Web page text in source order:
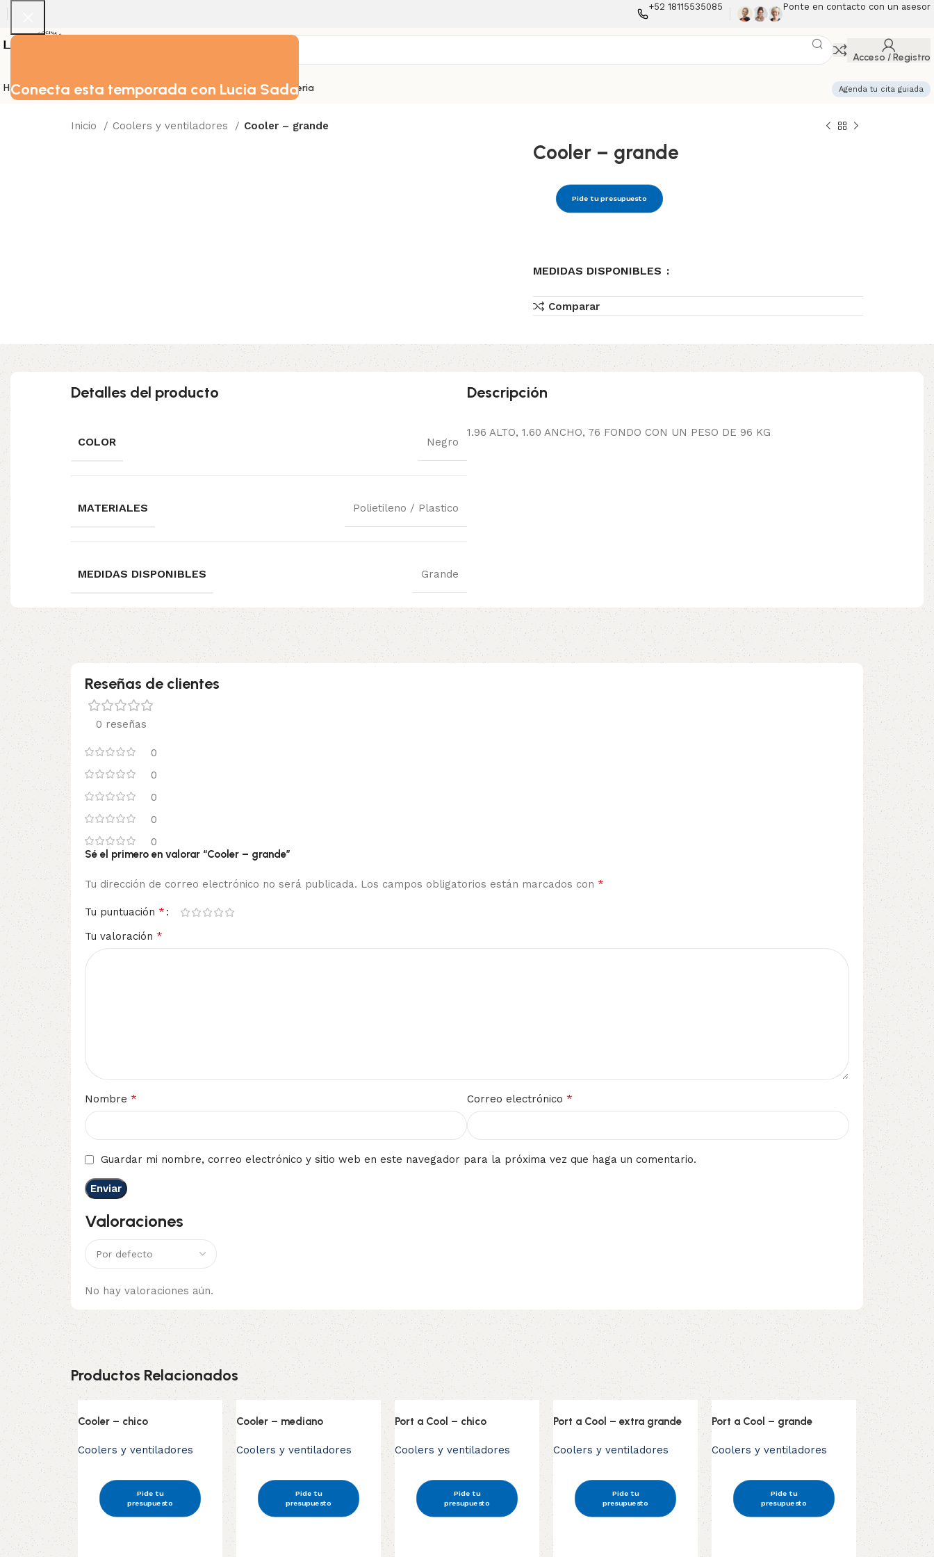
Conecta esta temporada con Lucia Sada
+52 18115535085 Ponte en contacto con un asesor
Acceso / Registro
HomeVajillasServilletasCristaleriaCubiertosCalentadoresManteleria Agenda tu cita guiada
Inicio Coolers y ventiladores Cooler – grande
Cooler – grande
Pide tu presupuesto
MEDIDAS DISPONIBLES
Comparar
Detalles del producto
COLOR Negro
MATERIALES Polietileno / Plastico
MEDIDAS DISPONIBLES Grande
Descripción
1.96 ALTO, 1.60 ANCHO, 76 FONDO CON UN PESO DE 96 KG
Reseñas de clientes
0 reseñas
0
0
0
0
0
Valoraciones
No hay valoraciones aún.
Sé el primero en valorar “Cooler – grande”
Tu dirección de correo electrónico no será publicada. Los campos obligatorios están marcados con *
Tu puntuación *
Tu valoración *
Nombre * Correo electrónico *
Guardar mi nombre, correo electrónico y sitio web en este navegador para la próxima vez que haga un comentario.
Productos Relacionados
Cooler – chico
Coolers y ventiladores
Pide tu
presupuesto
Cooler – mediano
Coolers y ventiladores
Pide tu
presupuesto
Port a Cool – chico
Coolers y ventiladores
Pide tu
presupuesto
Port a Cool – extra grande
Coolers y ventiladores
Pide tu
presupuesto
Port a Cool – grande
Coolers y ventiladores
Pide tu
presupuesto
Ventilador
Coolers y